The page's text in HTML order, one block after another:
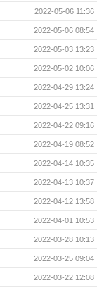
2022-05-06 11:36
2022-05-06 08:54
2022-05-03 13:23
2022-05-02 10:06
2022-04-29 13:24
2022-04-25 13:31
2022-04-22 09:16
2022-04-19 08:52
2022-04-14 10:35
2022-04-13 10:37
2022-04-12 13:58
2022-04-01 10:53
2022-03-28 10:13
2022-03-25 09:04
2022-03-22 12:08